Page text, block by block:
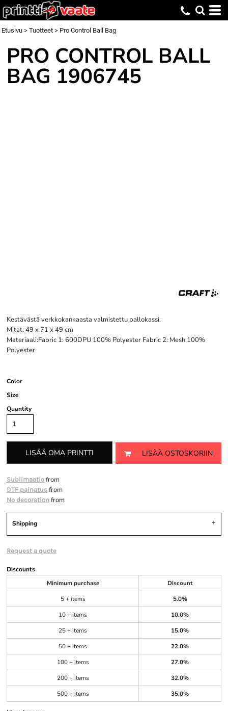
Etusivu > Tuotteet > Pro Control Ball Bag
PRO CONTROL BALL
BAG 1906745
Kestävästä verkkokankaasta valmistettu pallokassi.
Mitat: 49 x 71 x 49 cm
Materiaali:Fabric 1: 600DPU 100% Polyester Fabric 2: Mesh 100%
Polyester
Color
Size
Quantity
LISÄÄ OMA PRINTTI LISÄÄ OSTOSKORIIN
Sublimaatio from
DTF painatus from
No decoration from
Shipping
Request a quote
Discounts
Minimum purchase
Discount
5 + items
5.0%
10 + items
10.0%
25 + items
15.0%
50 + items
22.0%
100 + items
27.0%
200 + items
32.0%
500 + items
35.0%